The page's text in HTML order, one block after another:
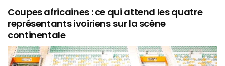
Coupes africaines : ce qui attend les quatre
représentants ivoiriens sur la scène
continentale